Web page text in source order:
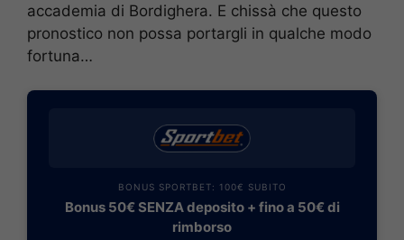
accademia di Bordighera. E chissà che questo
pronostico non possa portargli in qualche modo
fortuna…
BONUS SPORTBET: 100€ SUBITO
Bonus 50€ SENZA deposito + fino a 50€ di
rimborso